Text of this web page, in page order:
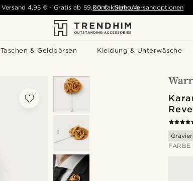
Taschen & Geldbörsen Kleidung & Unterwäsche
Versand 4,95 € -Gratis ab 59,00 € - Siehe Versandoptionen
Kontaktiere uns
FARBE